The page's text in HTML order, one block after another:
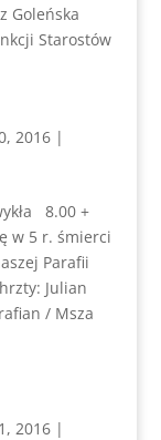
Goleńska
Starostów
2016|
8.00 +
w 5 r. śmierci
Parafii
Julian
/ Msza
2016|